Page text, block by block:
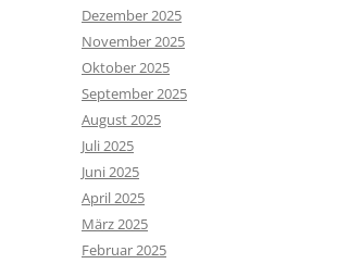
Dezember 2025
November 2025
Oktober 2025
September 2025
August 2025
Juli 2025
Juni 2025
April 2025
März 2025
Februar 2025